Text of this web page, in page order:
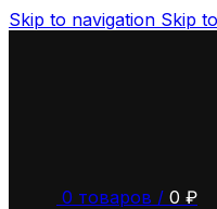
Skip to navigation Skip
0 товаров / 0 ₽